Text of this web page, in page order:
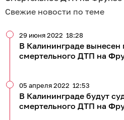
Свежие новости по теме
В Калининграде вынесен
смертельного ДТП на
29 июня 2022 18:28
В Калининграде будут
смертельного ДТП на
05 апреля 2022 12:53